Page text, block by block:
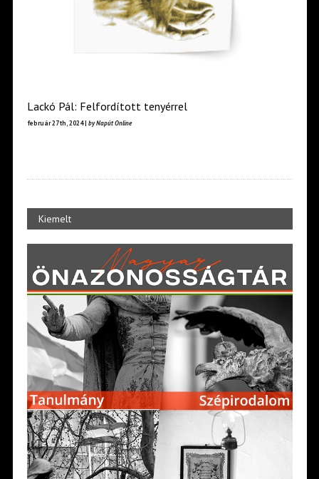
Lackó Pál: Felfordított tenyérrel
február 27th, 2024 | by Napút Online
Kiemelt